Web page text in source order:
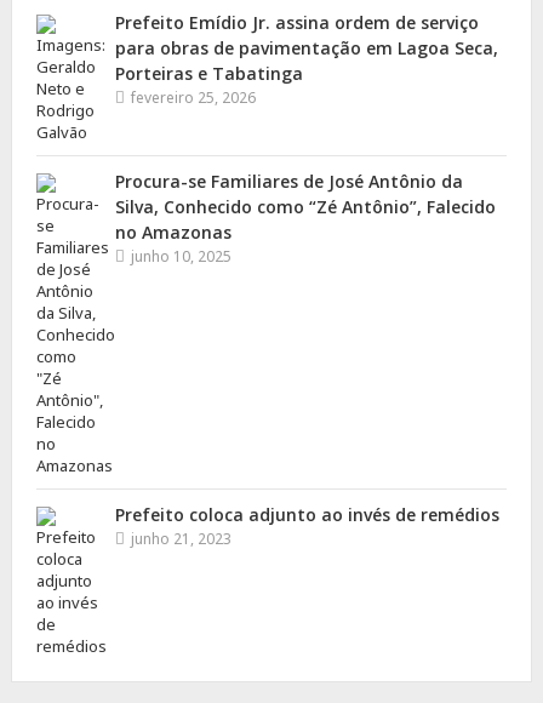
Prefeito Emídio Jr. assina ordem de serviço
para obras de pavimentação em Lagoa Seca,
Porteiras e Tabatinga
fevereiro 25, 2026
Procura-se Familiares de José Antônio da
Silva, Conhecido como “Zé Antônio”, Falecido
no Amazonas
junho 10, 2025
Prefeito coloca adjunto ao invés de remédios
junho 21, 2023